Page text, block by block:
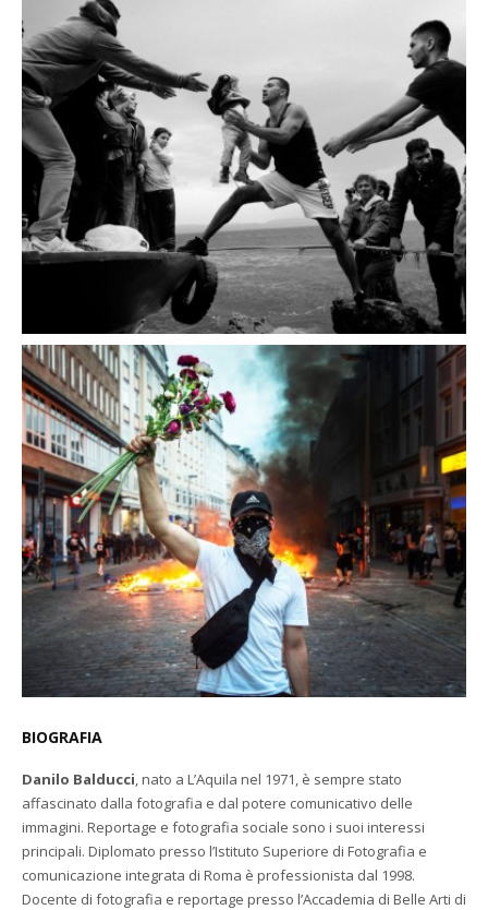
BIOGRAFIA
Danilo Balducci , nato a L’Aquila nel 1971, è sempre stato
affascinato dalla fotografia e dal potere comunicativo delle
immagini. Reportage e fotografia sociale sono i suoi interessi
principali. Diplomato presso l’Istituto Superiore di Fotografia e
comunicazione integrata di Roma è professionista dal 1998.
Docente di fotografia e reportage presso l’Accademia di Belle Arti di